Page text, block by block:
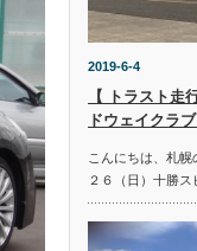
2019-6-4
【 トラスト走
ドウェイクラ
こんにちは、札
２６（日）十勝